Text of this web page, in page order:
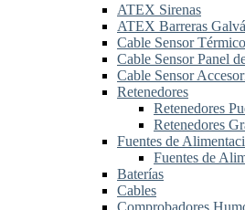
ATEX Sirenas
ATEX Barreras
Cable Sensor Térmico
Cable Sensor Panel
Cable Sensor
Retenedores
Retenedores
Retenedores
Fuentes de
Fuentes de
Baterías
Cables
Comprobadores